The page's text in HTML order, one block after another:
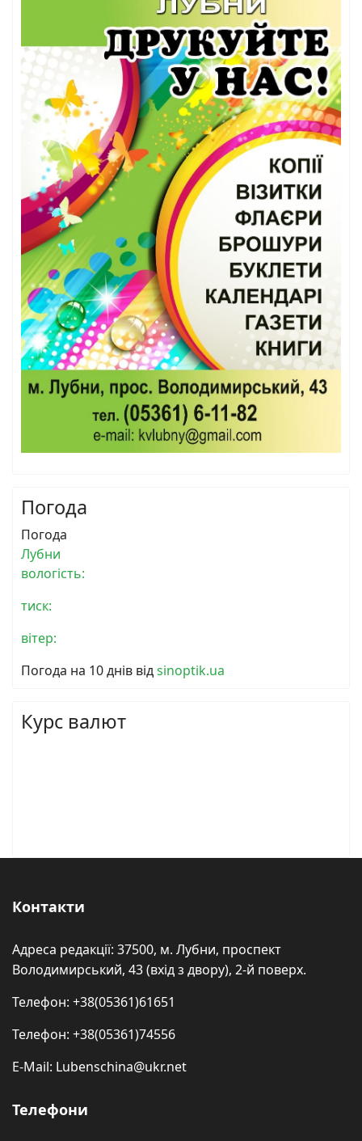
Погода
Погода
Лубни
вологість:
тиск:
вітер:
Погода на 10 днів відsinoptik.ua
Курс валют
Контакти
Адреса редакції: 37500, м. Лубни, проспект
Володимирський, 43 (вхід з двору), 2-й поверх.
Телефон: +38(05361)61651
Телефон: +38(05361)74556
E-Mail: Lubenschina@ukr.net
Телефони